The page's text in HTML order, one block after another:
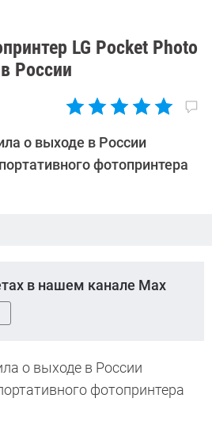
LG Pocket Photo
России
о выходе в России
фотопринтера
в нашем канале Max
о выходе в России
фотопринтера